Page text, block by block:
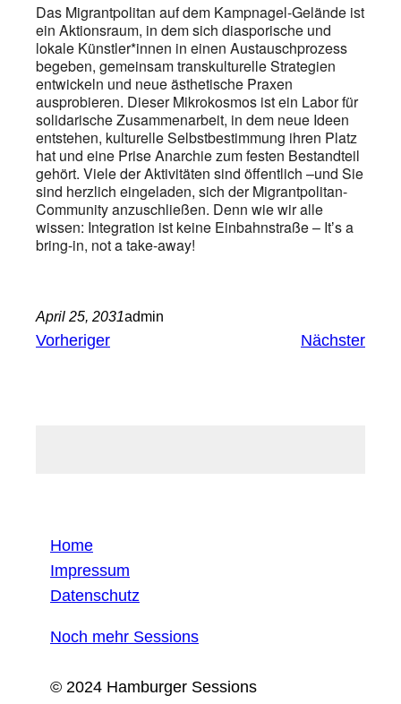
Das Migrantpolitan auf dem Kampnagel-Gelände ist
ein Aktionsraum, in dem sich diasporische und
lokale Künstler*innen in einen Austauschprozess
begeben, gemeinsam transkulturelle Strategien
entwickeln und neue ästhetische Praxen
ausprobieren. Dieser Mikrokosmos ist ein Labor für
solidarische Zusammenarbeit, in dem neue Ideen
entstehen, kulturelle Selbstbestimmung ihren Platz
hat und eine Prise Anarchie zum festen Bestandteil
gehört. Viele der Aktivitäten sind öffentlich –und Sie
sind herzlich eingeladen, sich der Migrantpolitan-
Community anzuschließen. Denn wie wir alle
wissen: Integration ist keine Einbahnstraße – Itʼs a
bring-in, not a take-away!
April 25, 2031admin
Vorheriger Nächster
Home
Impressum
Datenschutz
Noch mehr Sessions
© 2024 Hamburger Sessions